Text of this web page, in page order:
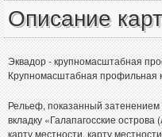
Описание
Эквадор - крупномасштабная
Крупномасштабная профильная
Рельеф, показанный
вкладку «Галапагосские
карту местности, карту